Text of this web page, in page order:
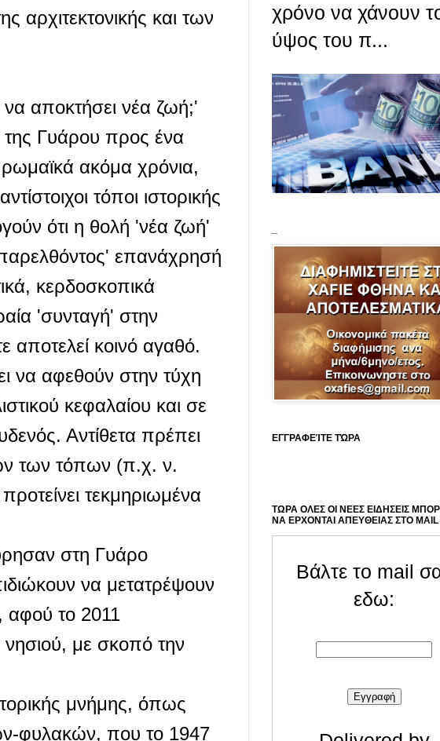
αρχιτεκτονικής και των
αποκτήσει νέα ζωή;'
της Γυάρου προς ένα
ακόμα χρόνια,
τόποι ιστορικής
ότι η θολή 'νέα ζωή'
επανάχρησή
κερδοσκοπικά
'συνταγή' στην
αποτελεί κοινό αγαθό.
να αφεθούν στην τύχη
κεφαλαίου και σε
Αντίθετα πρέπει
των τόπων (π.χ. ν.
τεκμηριωμένα
στη Γυάρο
να μετατρέψουν
αφού το 2011
νησιού, με σκοπό την
μνήμης, όπως
φυλακών, που το 1947
χρόνο να χάνουν
ύψος του π...
ΕΓΓΡΑΦΕΊΤΕ ΤΏΡΑ
ΤΩΡΑ ΟΛΕΣ ΟΙ ΝΕΕΣ ΕΙΔΗΣΕΙΣ
ΝΑ ΕΡΧΟΝΤΑΙ ΑΠΕΥΘΕΙΑΣ ΣΤΟ
Βάλτε το mail
εδω: